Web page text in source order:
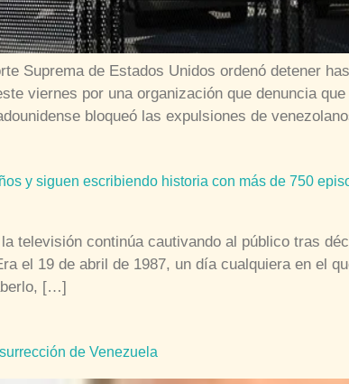
Suprema de Estados Unidos ordenó detener
viernes por una organización que denuncia
bloqueó las expulsiones de
y siguen escribiendo historia con más de 750
televisión continúa cautivando al público tras
el 19 de abril de 1987, un día cualquiera en el
[…]
de Venezuela